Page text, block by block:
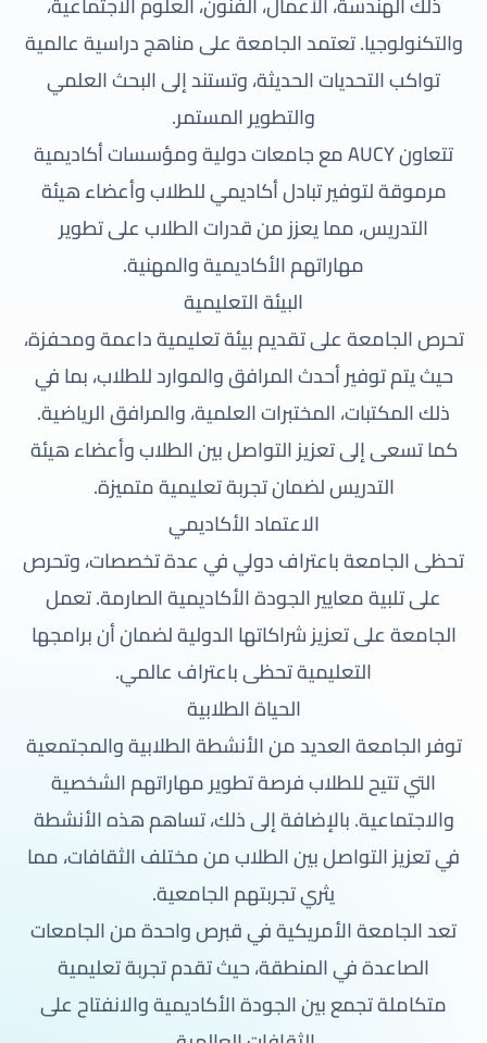
والتكنولوجيا. تعتمد الجامعة على مناهج دراسية عالمية
تواكب التحديات الحديثة، وتستند إلى البحث العلمي
والتطوير المستمر.
تتعاون AUCY مع جامعات دولية ومؤسسات أكاديمية
مرموقة لتوفير تبادل أكاديمي للطلاب وأعضاء هيئة
التدريس، مما يعزز من قدرات الطلاب على تطوير
مهاراتهم الأكاديمية والمهنية.
البيئة التعليمية
تحرص الجامعة على تقديم بيئة تعليمية داعمة ومحفزة،
حيث يتم توفير أحدث المرافق والموارد للطلاب، بما في
ذلك المكتبات، المختبرات العلمية، والمرافق الرياضية.
كما تسعى إلى تعزيز التواصل بين الطلاب وأعضاء هيئة
التدريس لضمان تجربة تعليمية متميزة.
الاعتماد الأكاديمي
تحظى الجامعة باعتراف دولي في عدة تخصصات، وتحرص
على تلبية معايير الجودة الأكاديمية الصارمة. تعمل
الجامعة على تعزيز شراكاتها الدولية لضمان أن برامجها
التعليمية تحظى باعتراف عالمي.
الحياة الطلابية
توفر الجامعة العديد من الأنشطة الطلابية والمجتمعية
التي تتيح للطلاب فرصة تطوير مهاراتهم الشخصية
والاجتماعية. بالإضافة إلى ذلك، تساهم هذه الأنشطة
في تعزيز التواصل بين الطلاب من مختلف الثقافات، مما
يثري تجربتهم الجامعية.
تعد الجامعة الأمريكية في قبرص واحدة من الجامعات
الصاعدة في المنطقة، حيث تقدم تجربة تعليمية
متكاملة تجمع بين الجودة الأكاديمية والانفتاح على